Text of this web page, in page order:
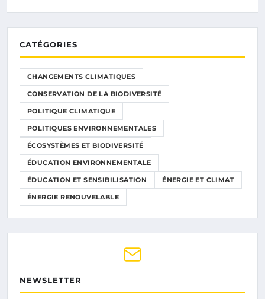
CATÉGORIES
CHANGEMENTS CLIMATIQUES
CONSERVATION DE LA BIODIVERSITÉ
POLITIQUE CLIMATIQUE
POLITIQUES ENVIRONNEMENTALES
ÉCOSYSTÈMES ET BIODIVERSITÉ
ÉDUCATION ENVIRONNEMENTALE
ÉDUCATION ET SENSIBILISATION ÉNERGIE ET CLIMAT
ÉNERGIE RENOUVELABLE
NEWSLETTER